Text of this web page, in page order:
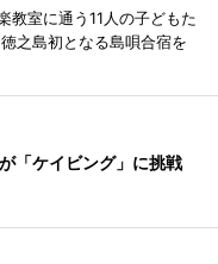
教室に通う11人の子どもた
之島初となる島唄合宿を
「ケイビング」に挑戦